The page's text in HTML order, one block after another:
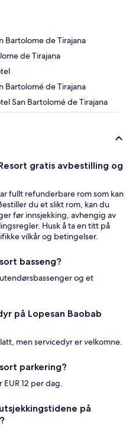
Bartolome de Tirajana
de Tirajana
Bartolomé de Tirajana
San Bartolomé de Tirajana
gratis avbestilling og
fullt refunderbare rom som kan
du et slikt rom, kan du
før innsjekking, avhengig av
Husk å ta en titt på
vilkår og betingelser.
basseng?
og et
på Lopesan Baobab
men servicedyr er velkomne.
parkering?
12 per dag.
på